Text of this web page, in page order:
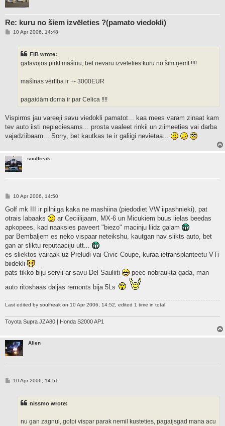
Re: kuru no šiem izvēleties ?(pamato viedokli)
P10 Apr 2006, 14:48
FIB wrote:
gatavojos pirkt mašinu, bet nevaru izvēleties kuru no šīm ņemt !!!!
mašīnas vērtība ir +- 3000EUR
pagaidām doma ir par Celica !!!!
Vispirms jau vareeji savu viedokli pamatot... kaa mees varam zinaat kam
tev auto iisti nepieciesams... prosta vaaleet rinkii un ziimeeties vai darba
vajadziibaam... Sorry, bet kautkas te ir galiigi nevietaa...
soulfreak
P
s
10 Apr 2006, 14:50
Golf mk III ir pilniiga kaka ne mashiina (piedodiet VW iipashnieki), pat
otrais labaaks
ar Ceciilijaam, MX-6 un Micukiem buus lielas beedas
apkopees, kad naaksies paveert "biezo" macinju liidz galam
par Bembaljem es neko vispaar neteikshu, kautgan nav slikts auto, bet
gan ar sliktu reputaaciju utt...
es sliektos vairaak uz Preludi vai Civic Coupe, kuraa ietransplanteetu VTi
biidekli
pats tikko biju servii ar savu Del Sauliiti
peec nobraukta gada, man
auto ritoshaas daljas remonts bija 5Ls
Last edited by soulfreak on 10 Apr 2006, 14:52, edited 1 time in total.
Toyota Supra JZA80 | Honda S2000 AP1
Alien
P10 Apr 2006, 14:51
nissmo wrote:
nu gan zagnul, golpi vispar parak nemil kusteties, pagaijsgad mana acu